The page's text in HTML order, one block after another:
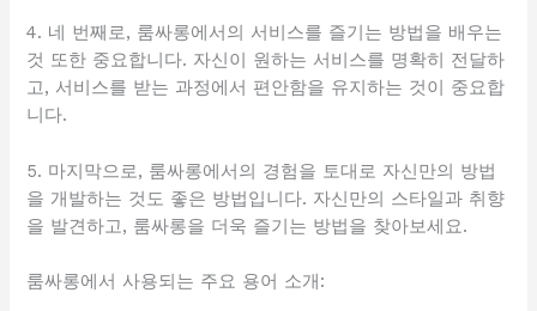
4. 네 번째로, 룸싸롱에서의 서비스를 즐기는 방법을 배우는
것 또한 중요합니다. 자신이 원하는 서비스를 명확히 전달하
고, 서비스를 받는 과정에서 편안함을 유지하는 것이 중요합
니다.
5. 마지막으로, 룸싸롱에서의 경험을 토대로 자신만의 방법
을 개발하는 것도 좋은 방법입니다. 자신만의 스타일과 취향
을 발견하고, 룸싸롱을 더욱 즐기는 방법을 찾아보세요.
룸싸롱에서 사용되는 주요 용어 소개: